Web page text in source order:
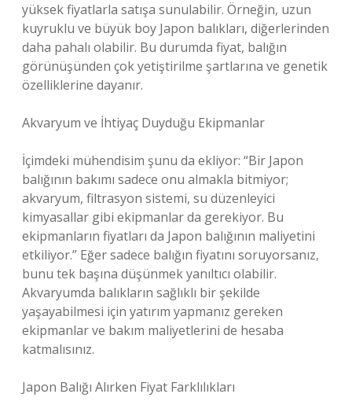
yüksek fiyatlarla satışa sunulabilir. Örneğin, uzun
kuyruklu ve büyük boy Japon balıkları, diğerlerinden
daha pahalı olabilir. Bu durumda fiyat, balığın
görünüşünden çok yetiştirilme şartlarına ve genetik
özelliklerine dayanır.
Akvaryum ve İhtiyaç Duyduğu Ekipmanlar
İçimdeki mühendisim şunu da ekliyor: “Bir Japon
balığının bakımı sadece onu almakla bitmiyor;
akvaryum, filtrasyon sistemi, su düzenleyici
kimyasallar gibi ekipmanlar da gerekiyor. Bu
ekipmanların fiyatları da Japon balığının maliyetini
etkiliyor.” Eğer sadece balığın fiyatını soruyorsanız,
bunu tek başına düşünmek yanıltıcı olabilir.
Akvaryumda balıkların sağlıklı bir şekilde
yaşayabilmesi için yatırım yapmanız gereken
ekipmanlar ve bakım maliyetlerini de hesaba
katmalısınız.
Japon Balığı Alırken Fiyat Farklılıkları